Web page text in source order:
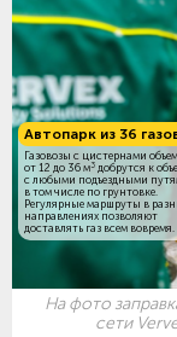
Автопарк из 36
Газовозы с цистернами
от 12 до 36 м3 добрутся к
c любыми подъездными
в том числе по грунтовке.
Регулярные маршруты в
направлениях позволяют
доставлять газ всем вовремя.
На фото
сети